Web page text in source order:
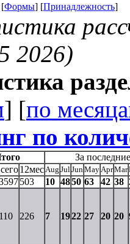
Формы] [Принадлежность]
2026)
] [по
по
За
12мес Aug Jul Jun May AprMar
503 10 4850 63 42 38
226 7 1922 27 20 20